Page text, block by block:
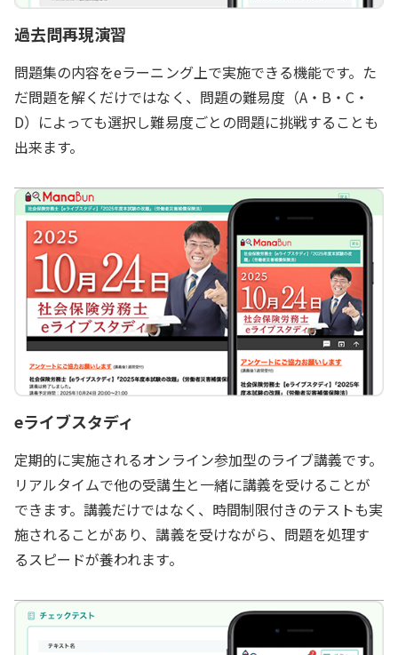
過去問再現演習
問題集の内容をeラーニング上で実施できる機能です。た
だ問題を解くだけではなく、問題の難易度（A・B・C・
D）によっても選択し難易度ごとの問題に挑戦することも
出来ます。
eライブスタディ
定期的に実施されるオンライン参加型のライブ講義です。
リアルタイムで他の受講生と一緒に講義を受けることが
できます。講義だけではなく、時間制限付きのテストも実
施されることがあり、講義を受けながら、問題を処理す
るスピードが養われます。